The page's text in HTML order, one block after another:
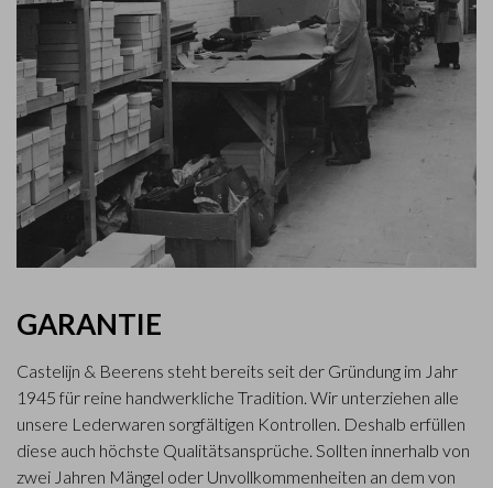
GARANTIE
Castelijn & Beerens steht bereits seit der Gründung im Jahr
1945 für reine handwerkliche Tradition. Wir unterziehen alle
unsere Lederwaren sorgfältigen Kontrollen. Deshalb erfüllen
diese auch höchste Qualitätsansprüche. Sollten innerhalb von
zwei Jahren Mängel oder Unvollkommenheiten an dem von